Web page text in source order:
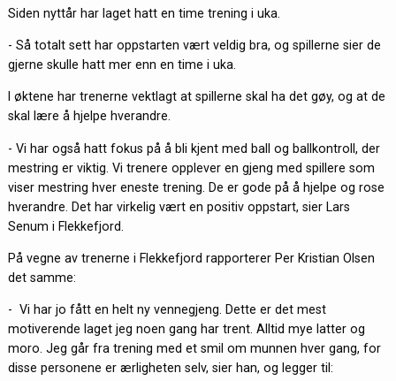
Siden nyttår har laget hatt en time trening i uka.
- Så totalt sett har oppstarten vært veldig bra, og spillerne sier de
gjerne skulle hatt mer enn en time i uka.
I øktene har trenerne vektlagt at spillerne skal ha det gøy, og at de
skal lære å hjelpe hverandre.
- Vi har også hatt fokus på å bli kjent med ball og ballkontroll, der
mestring er viktig. Vi trenere opplever en gjeng med spillere som
viser mestring hver eneste trening. De er gode på å hjelpe og rose
hverandre. Det har virkelig vært en positiv oppstart, sier Lars
Senum i Flekkefjord.
På vegne av trenerne i Flekkefjord rapporterer Per Kristian Olsen
det samme:
- Vi har jo fått en helt ny vennegjeng. Dette er det mest
motiverende laget jeg noen gang har trent. Alltid mye latter og
moro. Jeg går fra trening med et smil om munnen hver gang, for
disse personene er ærligheten selv, sier han, og legger til: